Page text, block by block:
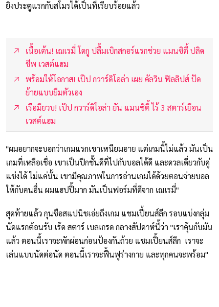
ยิงประตูแรกกับสโมรได้เป็นที่เรียบร้อยแล้ว
เนื้อเต้น! เฌเรมี่ โดกู ปลื้มเบิกสกอร์แรกช่วย แมนซิตี้ ปลิด
ชีพ เวสต์แฮม
พร้อมให้โอกาส! เป๊ป กวาร์ดิโอล่า เผย คัลวิน ฟิลลิปส์ ปัด
ย้ายแบบยืมตัวเอง
เรือมียวบ! เป๊ป กวาร์ดิโอล่า ยัน แมนซิตี้ ไร้ 3 สตาร์เยือน
เวสต์แฮม
"ผมอยากจะบอกว่าเกมแรกเขาเหนียมอาย แต่เกมนี้ไม่แล้ว มันเป็น
เกมที่เหลือเชื่อ เขาเป็นปีกชั้นดีที่ไปกับบอลได้ดี และดวลเดี่ยวกับคู่
แข่งได้ ไม่แค่นั้น เขามีคุณภาพในการอ่านเกมได้ด้วยตอนจ่ายบอล
ให้กับคนอื่น ผมแฮปปี้มาก มันเป็นฟอร์มที่ดีจาก เฌเรมี่"
สุดท้ายแล้ว กุนซือสแปนิชเอ่ยถึงเกม แชมเปี้ยนส์ลีก รอบแบ่งกลุ่ม
นัดแรกต้อนรับ เร้ด สตาร์ เบลเกรด กลางสัปดาห์นี้ว่า "เราคุ้นกับมัน
แล้ว ตอนนี้เราจะพักผ่อนก่อนป้องกันถ้วย แชมเปี้ยนส์ลีก เราจะ
เล่นแบบนัดต่อนัด ตอนนี้เราจะฟื้นฟูร่างกาย และทุกคนจะพร้อม"